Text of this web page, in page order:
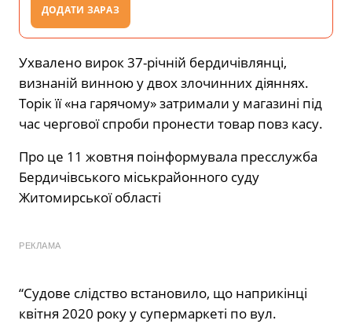
ДОДАТИ ЗАРАЗ
Ухвалено вирок 37-річній бердичівлянці,
визнаній винною у двох злочинних діяннях.
Торік її «на гарячому» затримали у магазині під
час чергової спроби пронести товар повз касу.
Про це 11 жовтня поінформувала пресслужба
Бердичівського міськрайонного суду
Житомирської області
РЕКЛАМА
“Судове слідство встановило, що наприкінці
квітня 2020 року у супермаркеті по вул.